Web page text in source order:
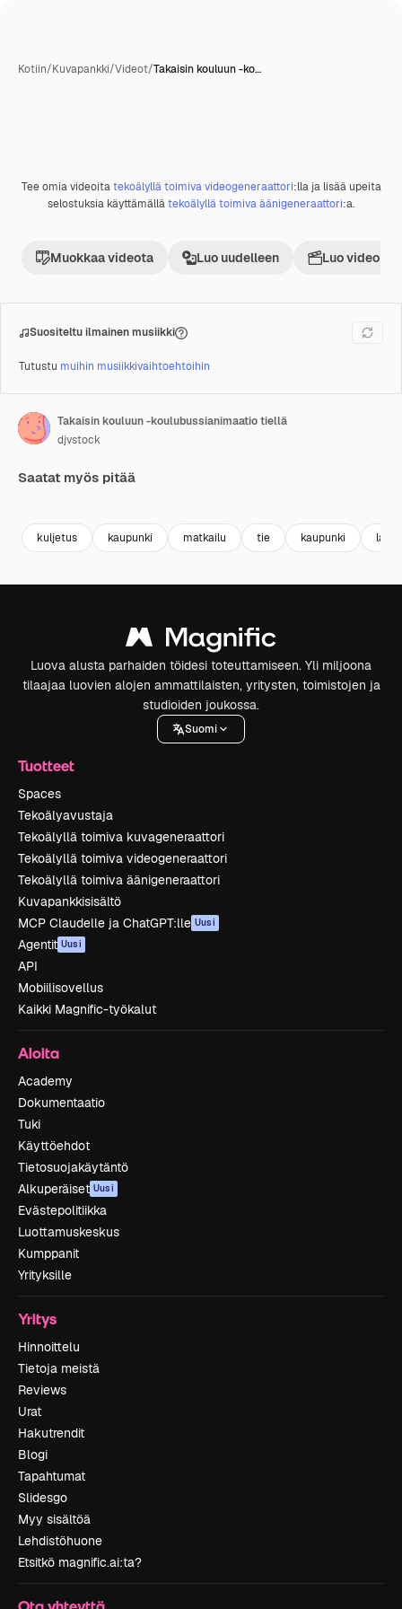
Kotiin/Kuvapankki/Videot/Takaisin kouluun -ko…
Premium
Tee omia videoitatekoälyllä toimiva videogeneraattori:lla ja lisää upeita
selostuksia käyttämällätekoälyllä toimiva äänigeneraattori:a.
Muokkaa videota Luo uudelleen Luo
Suositeltu ilmainen musiikki
Tutustu muihin musiikkivaihtoehtoihin
Takaisin kouluun -koulubussianimaatio tiellä
djvstock
Saatat myös pitää
kuljetus kaupunki matkailu tie kaupunki lattia
Luova alusta parhaiden töidesi toteuttamiseen. Yli miljoona
tilaajaa luovien alojen ammattilaisten, yritysten, toimistojen ja
studioiden joukossa.
Suomi
Tuotteet
Spaces
Tekoälyavustaja
Tekoälyllä toimiva kuvageneraattori
Tekoälyllä toimiva videogeneraattori
Tekoälyllä toimiva äänigeneraattori
Kuvapankkisisältö
MCP Claudelle ja ChatGPT:lle Uusi
Agentit Uusi
API
Mobiilisovellus
Kaikki Magnific-työkalut
Aloita
Academy
Dokumentaatio
Tuki
Käyttöehdot
Tietosuojakäytäntö
Alkuperäiset Uusi
Evästepolitiikka
Luottamuskeskus
Kumppanit
Yrityksille
Yritys
Hinnoittelu
Tietoja meistä
Reviews
Urat
Hakutrendit
Blogi
Tapahtumat
Slidesgo
Myy sisältöä
Lehdistöhuone
Etsitkö magnific.ai:ta?